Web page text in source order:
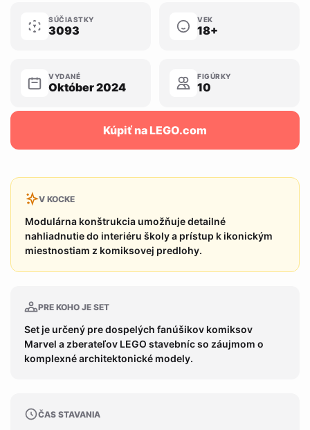
SÚČIASTKY
3093
VEK
18+
VYDANÉ
Október 2024
FIGÚRKY
10
Kúpiť na LEGO.com
V KOCKE
Modulárna konštrukcia umožňuje detailné
nahliadnutie do interiéru školy a prístup k ikonickým
miestnostiam z komiksovej predlohy.
PRE KOHO JE SET
Set je určený pre dospelých fanúšikov komiksov
Marvel a zberateľov LEGO stavebníc so záujmom o
komplexné architektonické modely.
ČAS STAVANIA